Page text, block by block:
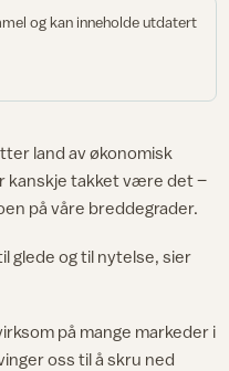
og kan inneholde utdatert
land av økonomisk
kanskje takket være det –
på våre breddegrader.
glede og til nytelse, sier
på mange markeder i
oss til å skru ned